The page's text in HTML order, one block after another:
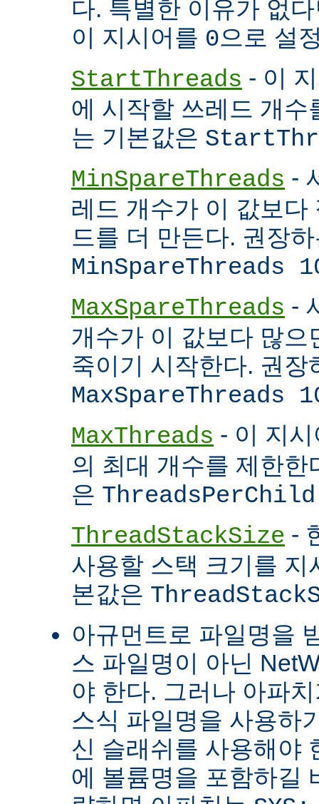
다. 특별한 이유가 없
이 지시어를 0으로 설
StartThreads - 이
에 시작할 쓰레드 개수
는 기본값은
MinSpareThreads -
레드 개수가 이 값보다
드를 더 만든다. 권장
MinSpareThreads
MaxSpareThreads -
개수가 이 값보다 많으
죽이기 시작한다. 권장
MaxSpareThreads
MaxThreads - 이 지
의 최대 개수를 제한한
은
ThreadStackSize -
사용할 스택 크기를 지
본값은
아규먼트로 파일명을
스 파일명이 아닌
야 한다. 그러나 아파
스식 파일명을 사용하
신 슬래쉬를 사용해야
에 볼륨명을 포함하길